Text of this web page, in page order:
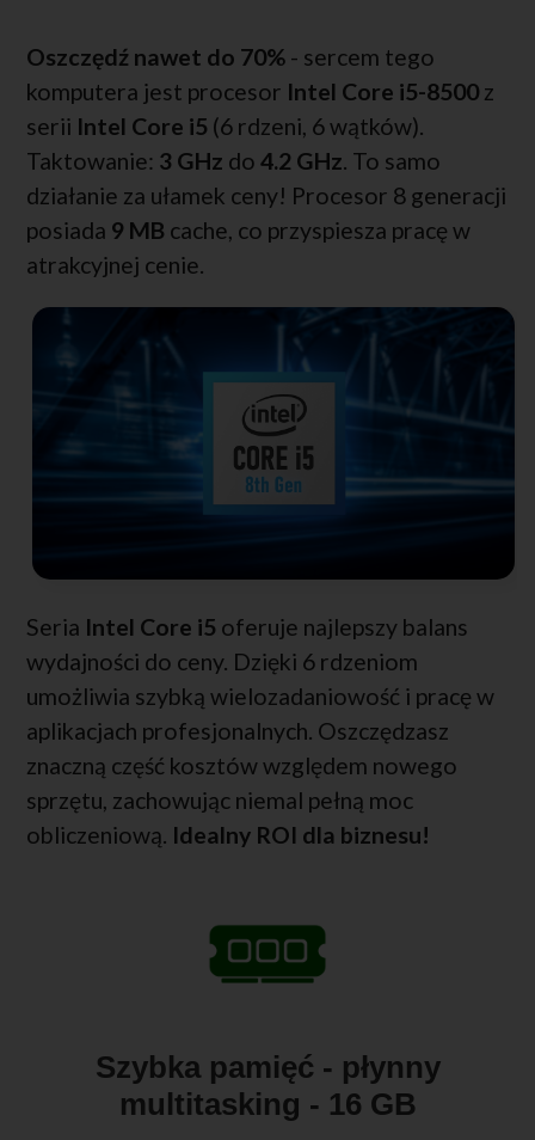
Oszczędź nawet do 70% - sercem tego
komputera jest procesor Intel Core i5-8500 z
serii Intel Core i5 (6 rdzeni, 6 wątków).
Taktowanie: 3 GHz do 4.2 GHz. To samo
działanie za ułamek ceny! Procesor 8 generacji
posiada 9 MB cache, co przyspiesza pracę w
atrakcyjnej cenie.
Seria Intel Core i5 oferuje najlepszy balans
wydajności do ceny. Dzięki 6 rdzeniom
umożliwia szybką wielozadaniowość i pracę w
aplikacjach profesjonalnych. Oszczędzasz
znaczną część kosztów względem nowego
sprzętu, zachowując niemal pełną moc
obliczeniową. Idealny ROI dla biznesu!
Szybka pamięć - płynny
multitasking - 16 GB